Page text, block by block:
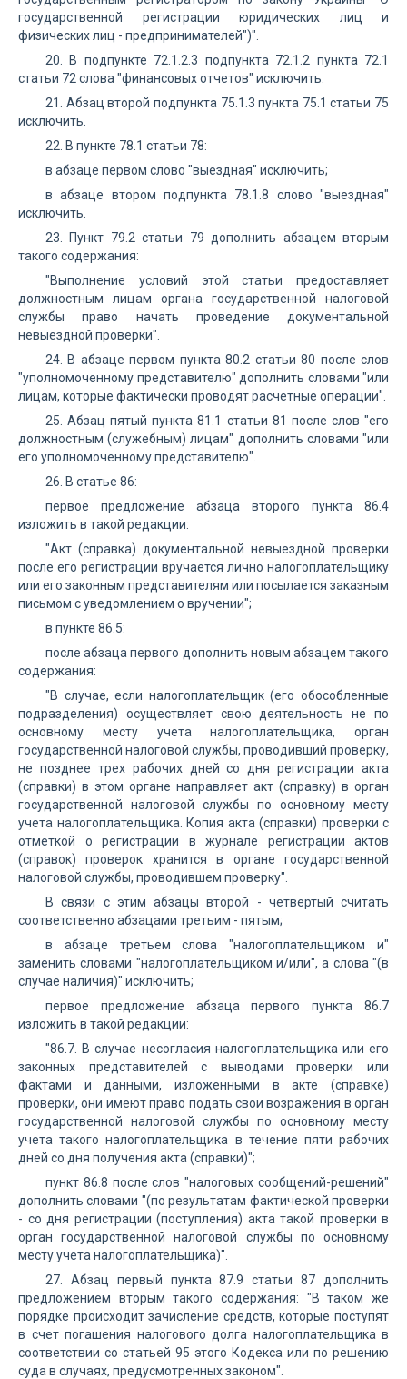
государственной регистрации юридических лиц и
физических лиц - предпринимателей")".
20. В подпункте 72.1.2.3 подпункта 72.1.2 пункта 72.1
статьи 72 слова "финансовых отчетов" исключить.
21. Абзац второй подпункта 75.1.3 пункта 75.1 статьи 75
исключить.
22. В пункте 78.1 статьи 78:
в абзаце первом слово "выездная" исключить;
в абзаце втором подпункта 78.1.8 слово "выездная"
исключить.
23. Пункт 79.2 статьи 79 дополнить абзацем вторым
такого содержания:
"Выполнение условий этой статьи предоставляет
должностным лицам органа государственной налоговой
службы право начать проведение документальной
невыездной проверки".
24. В абзаце первом пункта 80.2 статьи 80 после слов
"уполномоченному представителю" дополнить словами "или
лицам, которые фактически проводят расчетные операции".
25. Абзац пятый пункта 81.1 статьи 81 после слов "его
должностным (служебным) лицам" дополнить словами "или
его уполномоченному представителю".
26. В статье 86:
первое предложение абзаца второго пункта 86.4
изложить в такой редакции:
"Акт (справка) документальной невыездной проверки
после его регистрации вручается лично налогоплательщику
или его законным представителям или посылается заказным
письмом с уведомлением о вручении";
в пункте 86.5:
после абзаца первого дополнить новым абзацем такого
содержания:
"В случае, если налогоплательщик (его обособленные
подразделения) осуществляет свою деятельность не по
основному месту учета налогоплательщика, орган
государственной налоговой службы, проводивший проверку,
не позднее трех рабочих дней со дня регистрации акта
(справки) в этом органе направляет акт (справку) в орган
государственной налоговой службы по основному месту
учета налогоплательщика. Копия акта (справки) проверки с
отметкой о регистрации в журнале регистрации актов
(справок) проверок хранится в органе государственной
налоговой службы, проводившем проверку".
В связи с этим абзацы второй - четвертый считать
соответственно абзацами третьим - пятым;
в абзаце третьем слова "налогоплательщиком и"
заменить словами "налогоплательщиком и/или", а слова "(в
случае наличия)" исключить;
первое предложение абзаца первого пункта 86.7
изложить в такой редакции:
"86.7. В случае несогласия налогоплательщика или его
законных представителей с выводами проверки или
фактами и данными, изложенными в акте (справке)
проверки, они имеют право подать свои возражения в орган
государственной налоговой службы по основному месту
учета такого налогоплательщика в течение пяти рабочих
дней со дня получения акта (справки)";
пункт 86.8 после слов "налоговых сообщений-решений"
дополнить словами "(по результатам фактической проверки
- со дня регистрации (поступления) акта такой проверки в
орган государственной налоговой службы по основному
месту учета налогоплательщика)".
27. Абзац первый пункта 87.9 статьи 87 дополнить
предложением вторым такого содержания: "В таком же
порядке происходит зачисление средств, которые поступят
в счет погашения налогового долга налогоплательщика в
соответствии со статьей 95 этого Кодекса или по решению
суда в случаях, предусмотренных законом".